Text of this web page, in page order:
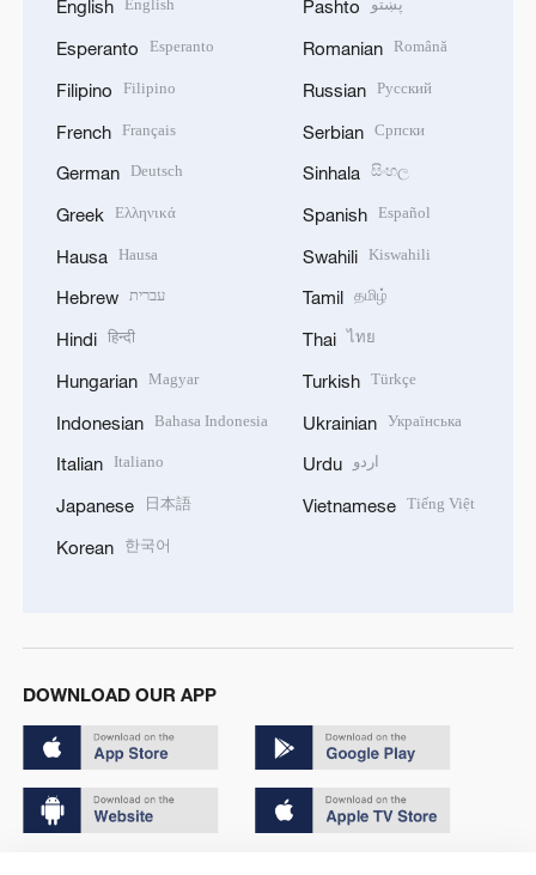
English
Esperanto Esperanto
Filipino Filipino
French Français
German Deutsch
Greek Ελληνικά
Hausa Hausa
Hebrew עברית
Hindi हिन्दी
Hungarian Magyar
Indonesian Bahasa Indonesia
Italian Italiano
Japanese 日本語
Korean 한국어
Pashto
Romanian Română
Russian Русский
Serbian Српски
Sinhala සිංහල
Spanish Español
Swahili Kiswahili
Tamil தமிழ்
Thai ไทย
Turkish Türkçe
Ukrainian Українська
Urdu اردو
Vietnamese Tiếng Việt
DOWNLOAD OUR APP